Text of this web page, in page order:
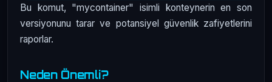
Bu komut, "mycontainer" isimli konteynerin en son
versiyonunu tarar ve potansiyel güvenlik zafiyetlerini
raporlar.
Neden Önemli?